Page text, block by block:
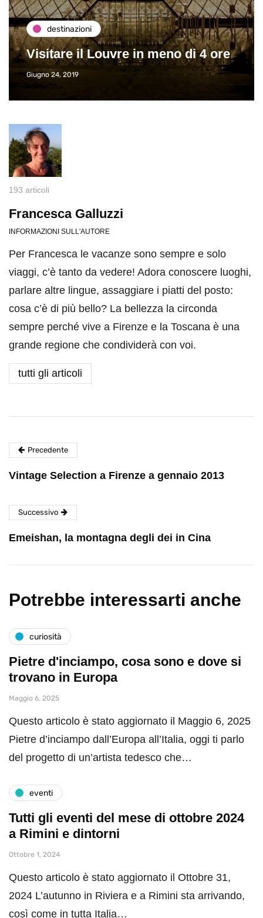
destinazioni
Visitare il Louvre in meno di 4 ore
Giugno 24, 2019
193 articoli
Francesca Galluzzi
INFORMAZIONI SULL'AUTORE
Per Francesca le vacanze sono sempre e solo
viaggi, c’è tanto da vedere! Adora conoscere luoghi,
parlare altre lingue, assaggiare i piatti del posto:
cosa c’è di più bello? La bellezza la circonda
sempre perché vive a Firenze e la Toscana è una
grande regione che condividerà con voi.
tutti gli articoli
Precedente
Vintage Selection a Firenze a gennaio 2013
Successivo
Emeishan, la montagna degli dei in Cina
Potrebbe interessarti anche
curiosità
Pietre d'inciampo, cosa sono e dove si
trovano in Europa
Maggio 6, 2025
Questo articolo è stato aggiornato il Maggio 6, 2025
Pietre d’inciampo dall’Europa all’Italia, oggi ti parlo
del progetto di un’artista tedesco che…
eventi
Tutti gli eventi del mese di ottobre 2024
a Rimini e dintorni
Ottobre 1, 2024
Questo articolo è stato aggiornato il Ottobre 31,
2024 L’autunno in Riviera e a Rimini sta arrivando,
così come in tutta Italia…